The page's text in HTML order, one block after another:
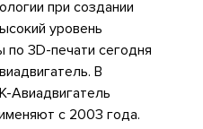
при создании
уровень
3D-печати сегодня
В
Авиадвигатель
с 2003 года.